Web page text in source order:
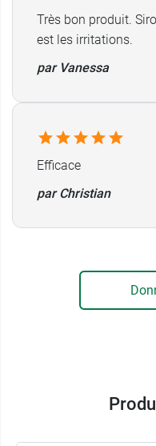
Très bon produit.
est les irritations.
par Vanessa
Efficace
par Christian